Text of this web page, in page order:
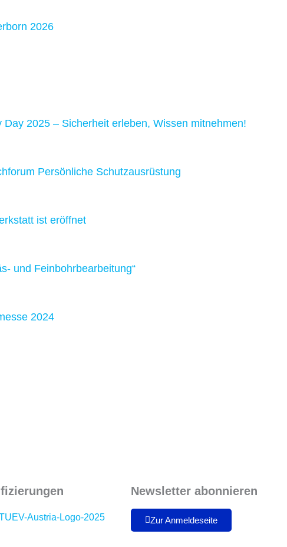
2026
Day 2025 – Sicherheit erleben, Wissen mitnehmen!
Persönliche Schutzausrüstung
ist eröffnet
und Feinbohrbearbeitung“
2024
Newsletter abonnieren
Zur Anmeldeseite